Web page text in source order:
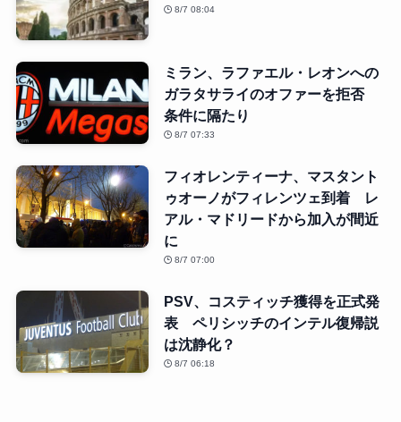
8/7 08:04
ミラン、ラファエル・レオンへの
ガラタサライのオファーを拒否
条件に隔たり
8/7 07:33
フィオレンティーナ、マスタント
ゥオーノがフィレンツェ到着 レ
アル・マドリードから加入が間近
に
8/7 07:00
PSV、コスティッチ獲得を正式発
表 ペリシッチのインテル復帰説
は沈静化？
8/7 06:18